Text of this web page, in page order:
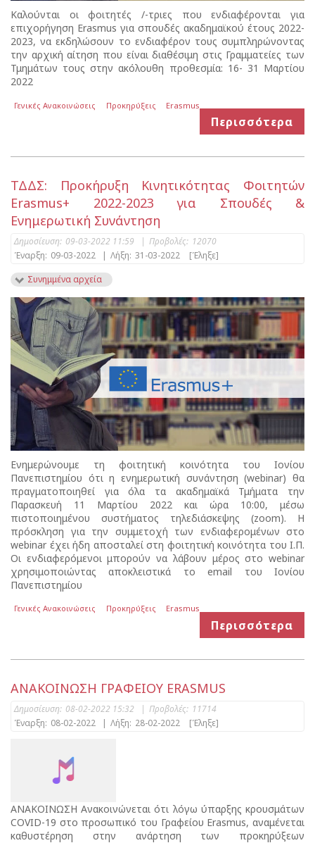
Καλούνται οι φοιτητές /-τριες που ενδιαφέρονται για
επιχορήγηση Erasmus για σπουδές ακαδημαϊκού έτους 2022-
2023, να εκδηλώσουν το ενδιαφέρον τους συμπληρώνοντας
την αρχική αίτηση που είναι διαθέσιμη στις Γραμματείες των
Τμημάτων τους στην ακόλουθη προθεσμία: 16- 31 Μαρτίου
2022
Γενικές Ανακοινώσεις Προκηρύξεις Erasmus
Περισσότερα
ΤΔΔΣ: Προκήρυξη Kινητικότητας Φοιτητών
Erasmus+ 2022-2023 για Σπουδές &
Ενημερωτική Συνάντηση
Δημοσίευση: 09-03-2022 11:59 | Προβολές: 12070
Έναρξη: 09-03-2022 | Λήξη: 31-03-2022
[Έληξε]
Συνημμένα αρχεία
Ενημερώνουμε τη φοιτητική κοινότητα του Ιονίου
Πανεπιστημίου ότι η ενημερωτική συνάντηση (webinar) θα
πραγματοποιηθεί για όλα τα ακαδημαϊκά Τμήματα την
Παρασκευή 11 Μαρτίου 2022 και ώρα 10:00, μέσω
πιστοποιημένου συστήματος τηλεδιάσκεψης (zoom). Η
πρόσκληση για την συμμετοχή των ενδιαφερομένων στο
webinar έχει ήδη αποσταλεί στη φοιτητική κοινότητα του Ι.Π.
Οι ενδιαφερόμενοι μπορούν να λάβουν μέρος στο webinar
χρησιμοποιώντας αποκλειστικά το email του Ιονίου
Πανεπιστημίου
Γενικές Ανακοινώσεις Προκηρύξεις Erasmus
Περισσότερα
ΑΝΑΚΟΙΝΩΣΗ ΓΡΑΦΕΙΟΥ ERASMUS
Δημοσίευση: 08-02-2022 15:32 | Προβολές: 11714
Έναρξη: 08-02-2022 | Λήξη: 28-02-2022 [Έληξε]
ΑΝΑΚΟΙΝΩΣΗ Ανακοινώνεται ότι λόγω ύπαρξης κρουσμάτων
COVID-19 στο προσωπικό του Γραφείου Erasmus, αναμένεται
καθυστέρηση στην ανάρτηση των προκηρύξεων